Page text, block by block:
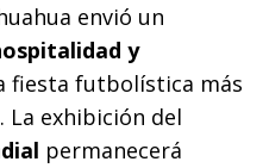
envió un
y
fiesta futbolística más
exhibición del
permanecerá